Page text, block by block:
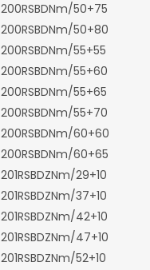
200RSBDNm/50+75
200RSBDNm/50+80
200RSBDNm/55+55
200RSBDNm/55+60
200RSBDNm/55+65
200RSBDNm/55+70
200RSBDNm/60+60
200RSBDNm/60+65
201RSBDZNm/29+10
201RSBDZNm/37+10
201RSBDZNm/42+10
201RSBDZNm/47+10
201RSBDZNm/52+10